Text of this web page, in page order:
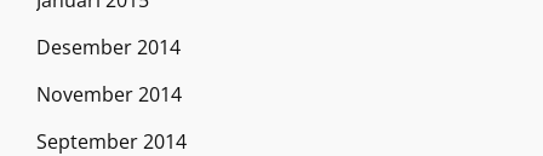
Desember 2014
November 2014
September 2014